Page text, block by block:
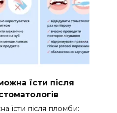
їсти після
їсти після пломби: